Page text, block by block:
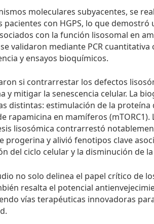
moleculares subyacentes, se
pacientes con HGPS, lo que
con la función lisosomal en
validaron mediante PCR
y ensayos bioquímicos.
si contrarrestar los defectos
y mitigar la senescencia celular. La
distintas: estimulación de la proteína
rapamicina en mamíferos
lisosómica contrarrestó
progerina y alivió fenotipos clave
del ciclo celular y la disminución de
no solo delinea el papel crítico de
resalta el potencial
vías terapéuticas innovadoras